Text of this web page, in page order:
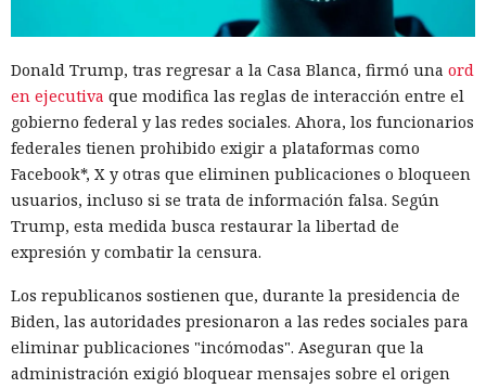
Donald Trump, tras regresar a la Casa Blanca, firmó una ord
en ejecutiva que modifica las reglas de interacción entre el
gobierno federal y las redes sociales. Ahora, los funcionarios
federales tienen prohibido exigir a plataformas como
Facebook*, X y otras que eliminen publicaciones o bloqueen
usuarios, incluso si se trata de información falsa. Según
Trump, esta medida busca restaurar la libertad de
expresión y combatir la censura.
Los republicanos sostienen que, durante la presidencia de
Biden, las autoridades presionaron a las redes sociales para
eliminar publicaciones "incómodas". Aseguran que la
administración exigió bloquear mensajes sobre el origen